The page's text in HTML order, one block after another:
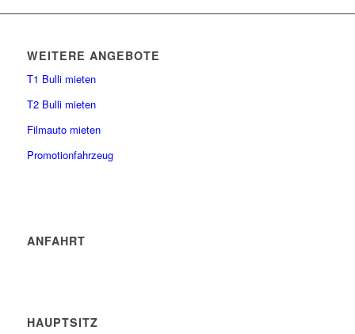
WEITERE ANGEBOTE
T1 Bulli mieten
T2 Bulli mieten
Filmauto mieten
Promotionfahrzeug
ANFAHRT
HAUPTSITZ